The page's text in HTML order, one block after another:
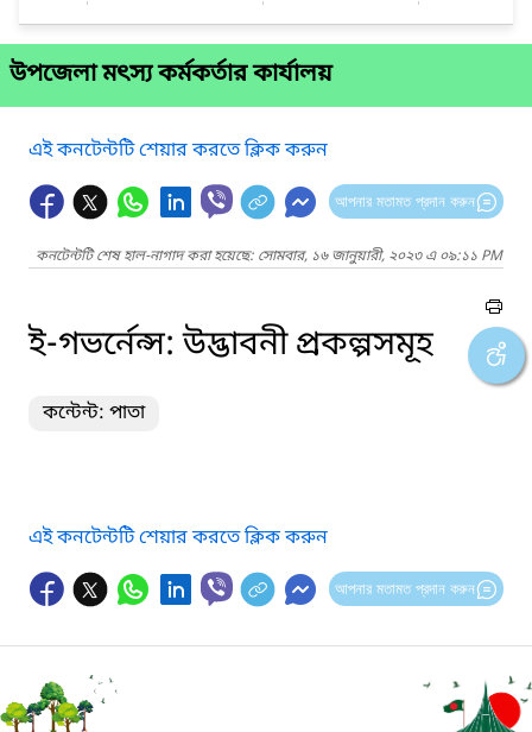
উপজেলা মৎস্য কর্মকর্তার কার্যালয়
এই কনটেন্টটি শেয়ার করতে ক্লিক করুন
আপনার মতামত প্রদান করুন
কনটেন্টটি শেষ হাল-নাগাদ করা হয়েছে: সোমবার, ১৬ জানুয়ারী, ২০২৩ এ ০৯:১১ PM
ই-গভর্নেন্স: উদ্ভাবনী প্রকল্পসমূহ
কন্টেন্ট: পাতা
এই কনটেন্টটি শেয়ার করতে ক্লিক করুন
আপনার মতামত প্রদান করুন